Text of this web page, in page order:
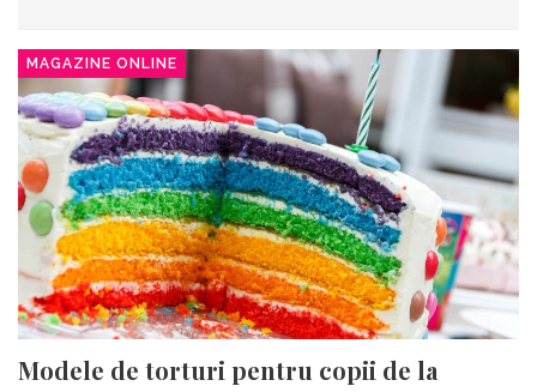
MAGAZINE ONLINE
Modele de torturi pentru copii de la